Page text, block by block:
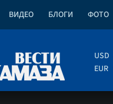
ВИДЕО БЛОГИ ФОТО
USD
EUR